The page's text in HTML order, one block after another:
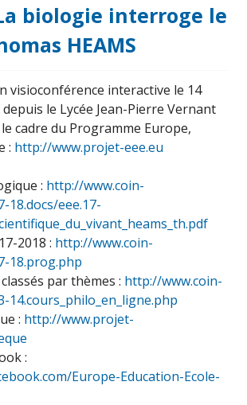
biologie interroge le
HEAMS
visioconférence interactive le 14
le Lycée Jean-Pierre Vernant
cadre du Programme Europe,
: http://www.projet-eee.eu
: http://www.coin-
18.docs/eee.17-
2018 : http://www.coin-
18.prog.php
par thèmes : http://www.coin-
14.cours_philo_en_ligne.php
: http://www.projet-
:
Europe-Education-Ecole-